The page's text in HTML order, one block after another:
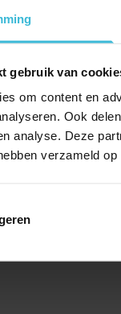
gebruik van
om content en
Ook
analyse. Deze
verzameld